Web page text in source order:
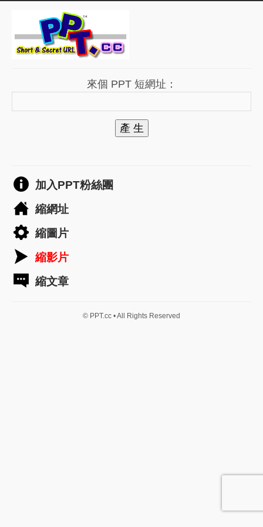
來個 PPT 短網址：
產 生
加入PPT粉絲團
縮網址
縮圖片
縮影片
縮文章
© PPT.cc • All Rights Reserved